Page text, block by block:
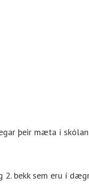
þeir mæta í
2. bekk sem eru í